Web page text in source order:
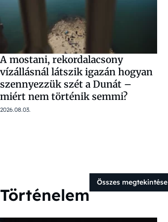
A mostani, rekordalacsony
vízállásnál látszik igazán hogyan
szennyezzük szét a Dunát –
miért nem történik semmi?
2026.08.03.
Történelem
Összes megtekintése